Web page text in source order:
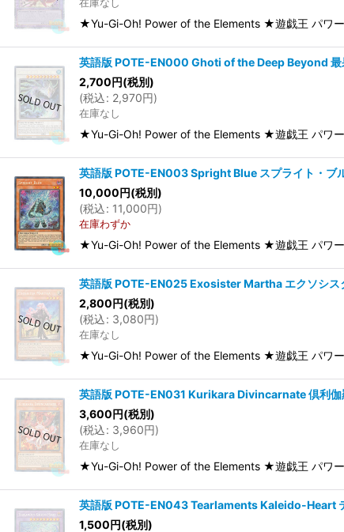
★Yu-Gi-Oh! Power of the Elements ★遊戯王 パワ
英語版 POTE-EN000 Ghoti of the Deep Beyond
2,700円(税別)
(税込: 2,970円)
在庫なし
★Yu-Gi-Oh! Power of the Elements ★遊戯王 パワ
英語版 POTE-EN003 Spright Blue スプライト・ブ
10,000円(税別)
(税込: 11,000円)
在庫わずか
★Yu-Gi-Oh! Power of the Elements ★遊戯王 パワ
英語版 POTE-EN025 Exosister Martha エクソシ
2,800円(税別)
(税込: 3,080円)
在庫なし
★Yu-Gi-Oh! Power of the Elements ★遊戯王 パワ
英語版 POTE-EN031 Kurikara Divincarnate 倶利
3,600円(税別)
(税込: 3,960円)
在庫なし
★Yu-Gi-Oh! Power of the Elements ★遊戯王 パワ
英語版 POTE-EN043 Tearlaments Kaleido-Heart
1,500円(税別)